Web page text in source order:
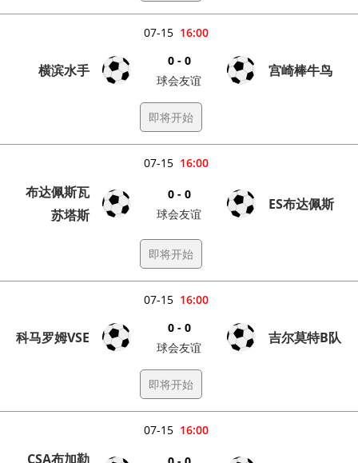
16:00
07-15
横滨水手
0 - 0
球会友谊
宫崎棒牛鸟
即将开始
16:00
07-15
布达佩斯瓦
苏塔斯
0 - 0
球会友谊
ES布达佩斯
即将开始
16:00
07-15
科马罗姆VSE
0 - 0
球会友谊
吉尔莫特B队
即将开始
16:00
07-15
CSA布加勒